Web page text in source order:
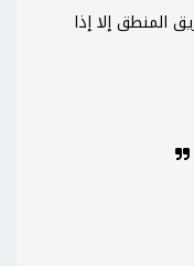
المنطق إلا إذا